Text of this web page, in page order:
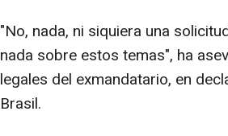
"No, nada, ni siquiera una
nada sobre estos temas", ha
legales del exmandatario, en
Brasil.